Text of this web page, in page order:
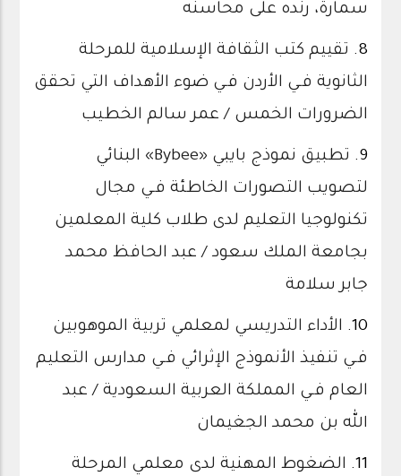
سمارة، رنده على محاسنه
8.
تقييم كتب الثقافة الإسلامية للمرحلة
الثانوية فـي الأردن فـي ضوء الأهداف التي تحقق
الضرورات الخمس / عمر سالم الخطيب
9.
تطبيق نموذج بايبي «Bybee» البنائي
لتصويب التصورات الخاطئة فـي مجال
تكنولوجيا التعليم لدى طلاب كلية المعلمين
بجامعة الملك سعود / عبد الحافظ محمد
جابر سلامة
10. الأداء التدريسي لمعلمي تربية الموهوبين
فـي تنفيذ الأنموذج الإثرائي فـي مدارس التعليم
العام فـي المملكة العربية السعودية / عبد
الله بن محمد الجغيمان
11. الضغوط المهنية لدى معلمي المرحلة